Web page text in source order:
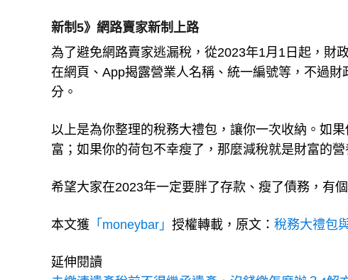
新制5》網路賣家新制上路
為了避免網路賣家逃漏稅，從2023年1月1日起，財
在網頁、App揭露營業人名稱、統一編號等，不過
分。
以上是為你整理的稅務大禮包，讓你一次收納。如
富；如果你的荷包不幸瘦了，那麼減稅就是財富的
希望大家在2023年一定要胖了存款、瘦了債務，有
本文獲 「moneybar」 授權轉載，原文： 稅務大禮包
延伸閱讀